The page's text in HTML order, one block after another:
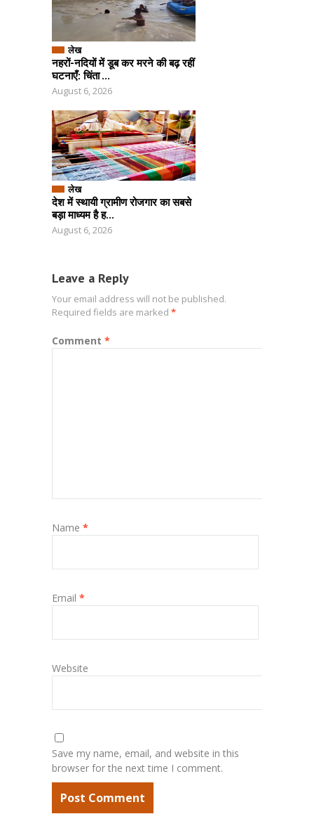
लेख
नहरों-नदियों में डूब कर मरने की बढ़ रहीं
घटनाएँ: चिंता ...
August 6, 2026
लेख
देश में स्थायी ग्रामीण रोजगार का सबसे
बड़ा माध्‍यम है ह...
August 6, 2026
Leave a Reply
Your email address will not be published.
Required fields are marked *
Comment *
Name *
Email *
Website
Save my name, email, and website in this
browser for the next time I comment.